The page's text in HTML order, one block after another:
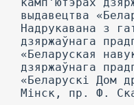
выдавецтва
Надрукавана з
дзяржаўнага
«Беларуская
дзяржаўнага
«Беларускі Дом
Мінск, пр. Ф.